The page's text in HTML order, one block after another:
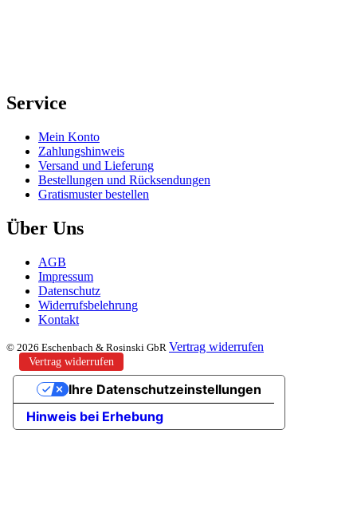
Service
Mein Konto
Zahlungshinweis
Versand und Lieferung
Bestellungen und Rücksendungen
Gratismuster bestellen
Über Uns
AGB
Impressum
Datenschutz
Widerrufsbelehrung
Kontakt
© 2026 Eschenbach & Rosinski GbR Vertrag widerrufen
Vertrag widerrufen
Hinweis bei Erhebung
Ihre Datenschutzeinstellungen